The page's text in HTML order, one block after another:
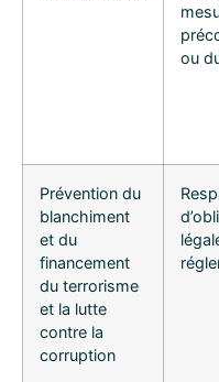
ou
Prévention du
blanchiment
et du
financement
du terrorisme
et la lutte
contre la
corruption